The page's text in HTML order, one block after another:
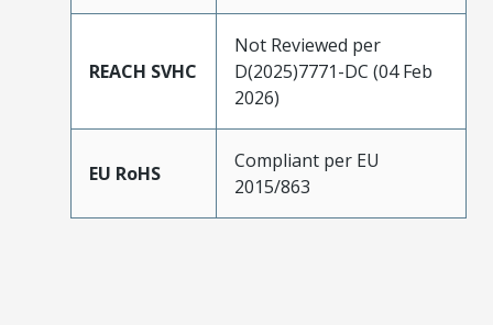
REACH SVHC
Not Reviewed per
D(2025)7771-DC (04 Feb
2026)
EU RoHS
Compliant per EU
2015/863